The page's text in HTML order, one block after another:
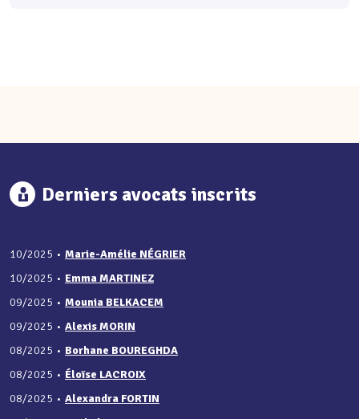
Derniers avocats inscrits
10/2025 • Marie-Amélie NÉGRIER
10/2025 • Emma MARTINEZ
09/2025 • Mounia BELKACEM
09/2025 • Alexis MORIN
08/2025 • Borhane BOUREGHDA
08/2025 • Éloïse LACROIX
08/2025 • Alexandra FORTIN